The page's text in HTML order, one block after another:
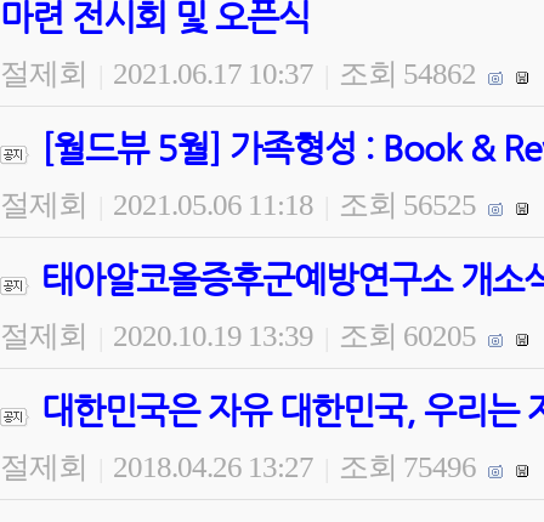
마련 전시회 및 오픈식
절제회 2021.06.17 10:37 조회 54862
[월드뷰 5월] 가족형성 : Book &
절제회 2021.05.06 11:18 조회 56525
태아알코올증후군예방연구소 개소
절제회 2020.10.19 13:39 조회 60205
대한민국은 자유 대한민국, 우리는
절제회 2018.04.26 13:27 조회 75496